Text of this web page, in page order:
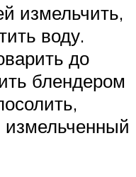
измельчить,
воду.
до
блендером
измельченный